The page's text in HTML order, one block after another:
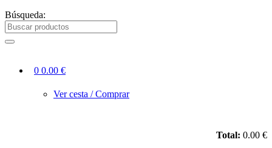
Búsqueda:
0 0.00 €
Ver cesta / Comprar
Total: 0.00 €